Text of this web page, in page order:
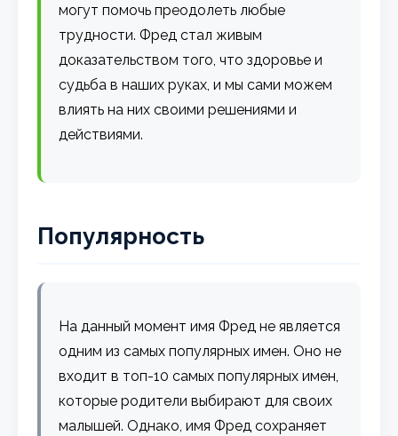
могут помочь преодолеть любые
трудности. Фред стал живым
доказательством того, что здоровье и
судьба в наших руках, и мы сами можем
влиять на них своими решениями и
действиями.
Популярность
На данный момент имя Фред не является
одним из самых популярных имен. Оно не
входит в топ-10 самых популярных имен,
которые родители выбирают для своих
малышей. Однако, имя Фред сохраняет